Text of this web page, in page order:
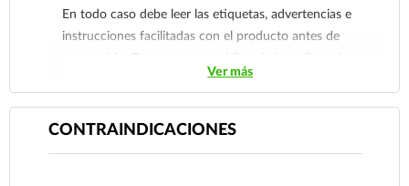
En todo caso debe leer las etiquetas, advertencias e
instrucciones facilitadas con el producto antes de
consumirlo. Contacte a su médico de inmediato si
sospecha que tiene un problema de salud.
Ver más
CONTRAINDICACIONES